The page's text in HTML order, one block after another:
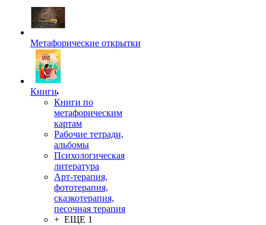
Метафорические открытки
Книги
Книги по
метафорическим
картам
Рабочие тетради,
альбомы
Психологическая
литература
Арт-терапия,
фототерапия,
сказкотерапия,
песочная терапия
+ ЕЩЕ 1